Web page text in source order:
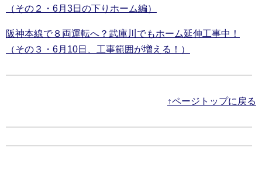
（その２・6月3日の下りホーム編）
阪神本線で８両運転へ？武庫川でもホーム延伸工事中！
（その３・6月10日、工事範囲が増える！）
↑ページトップに戻る